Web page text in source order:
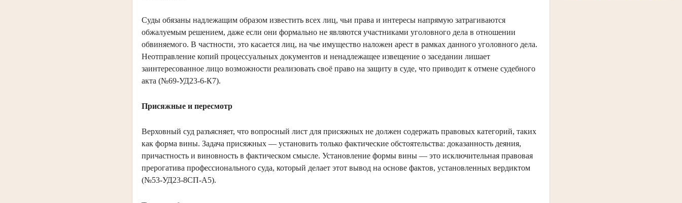
Суды обязаны надлежащим образом известить всех лиц, чьи права и интересы напрямую затрагиваются
обжалуемым решением, даже если они формально не являются участниками уголовного дела в отношении
обвиняемого. В частности, это касается лиц, на чье имущество наложен арест в рамках данного уголовного дела.
Неотправление копий процессуальных документов и ненадлежащее извещение о заседании лишает
заинтересованное лицо возможности реализовать своё право на защиту в суде, что приводит к отмене судебного
акта (№69-УД23-6-К7).
Присяжные и пересмотр
Верховный суд разъясняет, что вопросный лист для присяжных не должен содержать правовых категорий, таких
как форма вины. Задача присяжных — установить только фактические обстоятельства: доказанность деяния,
причастность и виновность в фактическом смысле. Установление формы вины — это исключительная правовая
прерогатива профессионального суда, который делает этот вывод на основе фактов, установленных вердиктом
(№53-УД23-8СП-А5).